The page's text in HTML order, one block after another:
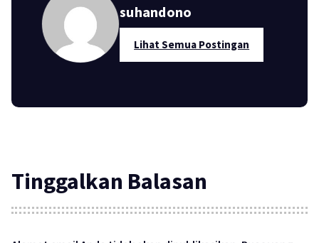
suhandono
Lihat Semua Postingan
Tinggalkan Balasan